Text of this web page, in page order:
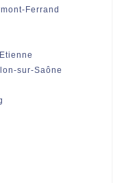
Ferrand
sur-Saône